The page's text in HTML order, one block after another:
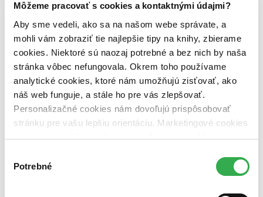
Môžeme pracovať s cookies a kontaktnými údajmi?
Aby sme vedeli, ako sa na našom webe správate, a
mohli vám zobraziť tie najlepšie tipy na knihy, zbierame
cookies. Niektoré sú naozaj potrebné a bez nich by naša
stránka vôbec nefungovala. Okrem toho používame
analytické cookies, ktoré nám umožňujú zisťovať, ako
náš web funguje, a stále ho pre vás zlepšovať.
Personalizačné cookies nám dovoľujú prispôsobovať
stránku pre vašu lepšiu orientáciu. Marketingové cookies
nám zas umožňujú zobrazenie relevantnej reklamy.
nám pomohlo, keby sme mohli používať všetky tieto
súhlasu
Potrebné
predpredaj (0 titulov)predpredaj
dostupná (bez vypredaných) (0 titulov)dostupná (bez
vypredaných)
nová
čítaná (0 titulov)čítaná
čítaná - výborný stav (0 titulov)čítaná - výborný stav
čítaná - mierne opotrebovaná (0 titulov)čítaná - mierne
opotrebovaná
čítané verzie vypredaných kníh (0 titulov) čítané verzie
vypredaných kníh
Zúžiť výber